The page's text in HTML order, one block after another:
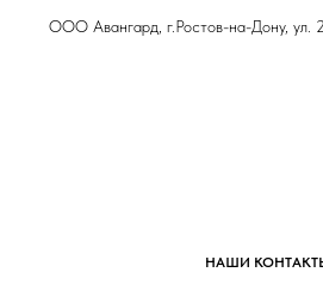
ООО Авангард, г.Ростов-на-Дону, ул.
НАШИ